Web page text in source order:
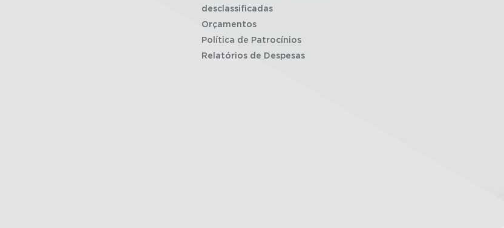
desclassificadas
Orçamentos
Política de Patrocínios
Relatórios de Despesas